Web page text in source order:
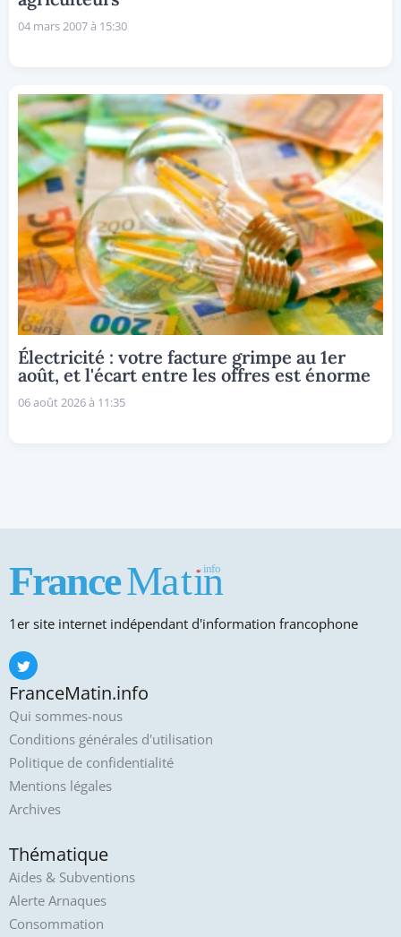
04 mars 2007 à 15:30
Électricité : votre facture grimpe au 1er
août, et l'écart entre les offres est énorme
06 août 2026 à 11:35
1er site internet indépendant d'information francophone
FranceMatin.info
Qui sommes-nous
Conditions générales d'utilisation
Politique de confidentialité
Mentions légales
Archives
Thématique
Aides & Subventions
Alerte Arnaques
Consommation